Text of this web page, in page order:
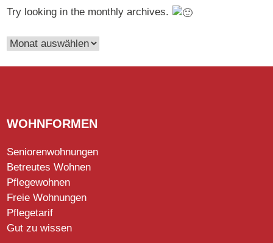
Try looking in the monthly archives.
Archiv
WOHNFORMEN
Seniorenwohnungen
Betreutes Wohnen
Pflegewohnen
Freie Wohnungen
Pflegetarif
Gut zu wissen